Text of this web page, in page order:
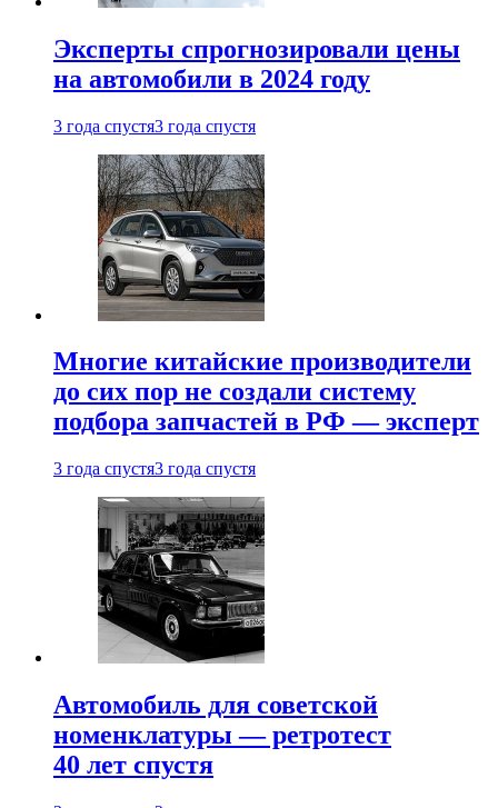
Эксперты спрогнозировали цены
на автомобили в 2024 году
3 года спустя3 года спустя
Многие китайские производители
до сих пор не создали систему
подбора запчастей в РФ — эксперт
3 года спустя3 года спустя
Автомобиль для советской
номенклатуры — ретротест
40 лет спустя